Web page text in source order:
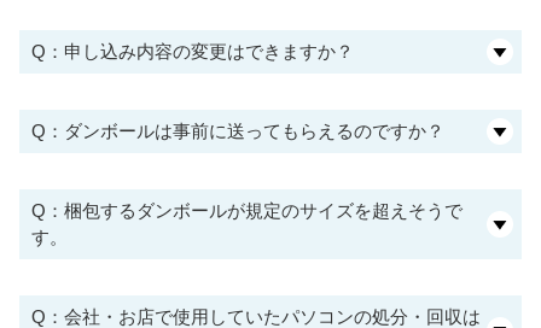
Q：申し込み内容の変更はできますか？
Q：ダンボールは事前に送ってもらえるのですか？
Q：梱包するダンボールが規定のサイズを超えそうで
す。
Q：会社・お店で使用していたパソコンの処分・回収は